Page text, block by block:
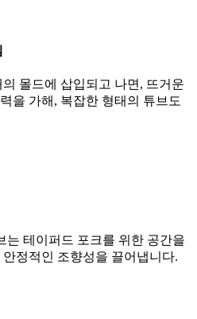
몰드에 삽입되고 나면, 뜨거운
을 가해, 복잡한 형태의 튜브도
는 테이퍼드 포크를 위한 공간을
정적인 조향성을 끌어냅니다.